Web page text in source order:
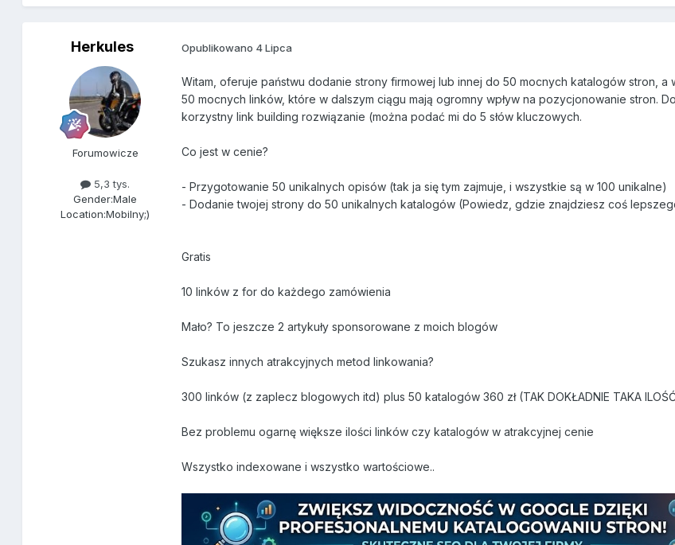
Herkules
Forumowicze
5,3 tys.
Gender:Male
Location:Mobilny;)
Opublikowano 4 Lipca
Witam, oferuje państwu dodanie strony firmowej lub innej do 50 mocnych katalogów stron, a
50 mocnych linków, które w dalszym ciągu mają ogromny wpływ na pozycjonowanie stron.
korzystny link building rozwiązanie (można podać mi do 5 słów kluczowych.
Co jest w cenie?
- Przygotowanie 50 unikalnych opisów (tak ja się tym zajmuje, i wszystkie są w 100 unikalne)
- Dodanie twojej strony do 50 unikalnych katalogów (Powiedz, gdzie znajdziesz coś
Gratis
10 linków z for do każdego zamówienia
Mało? To jeszcze 2 artykuły sponsorowane z moich blogów
Szukasz innych atrakcyjnych metod linkowania?
300 linków (z zaplecz blogowych itd) plus 50 katalogów 360 zł (TAK DOKŁADNIE TAKA
Bez problemu ogarnę większe ilości linków czy katalogów w atrakcyjnej cenie
Wszystko indexowane i wszystko wartościowe..